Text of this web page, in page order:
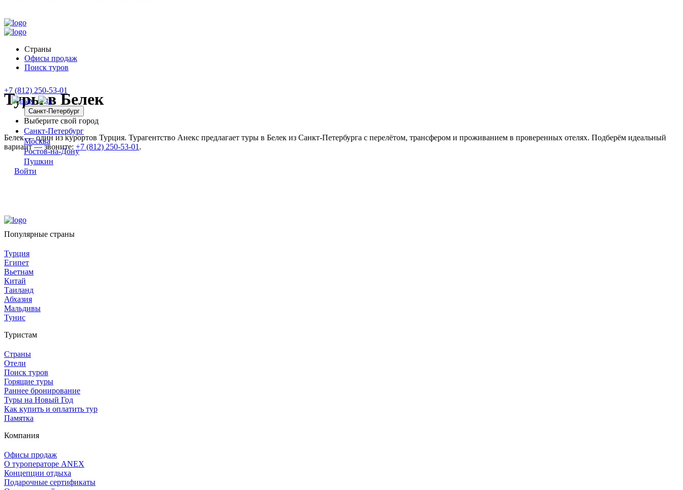
Страны
Офисы продаж
Поиск туров
+7 (812) 250-53-01
Санкт-Петербург
Выберите свой город
Санкт-Петербург
Москва
Ростов-на-Дону
Пушкин
Войти
Туры в Белек
Белек — один из курортов Турция. Турагентство Анекс предлагает туры в Белек из Санкт-Петербурга с перелётом, трансфером и проживанием в проверенных отелях. Подберём идеальный
вариант — звоните: +7 (812) 250-53-01 .
Популярные страны
Турция
Египет
Вьетнам
Китай
Таиланд
Абхазия
Мальдивы
Тунис
Туристам
Страны
Отели
Поиск туров
Горящие туры
Раннее бронирование
Туры на Новый Год
Как купить и оплатить тур
Памятка
Компания
Офисы продаж
О туроператоре ANEX
Концепции отдыха
Подарочные сертификаты